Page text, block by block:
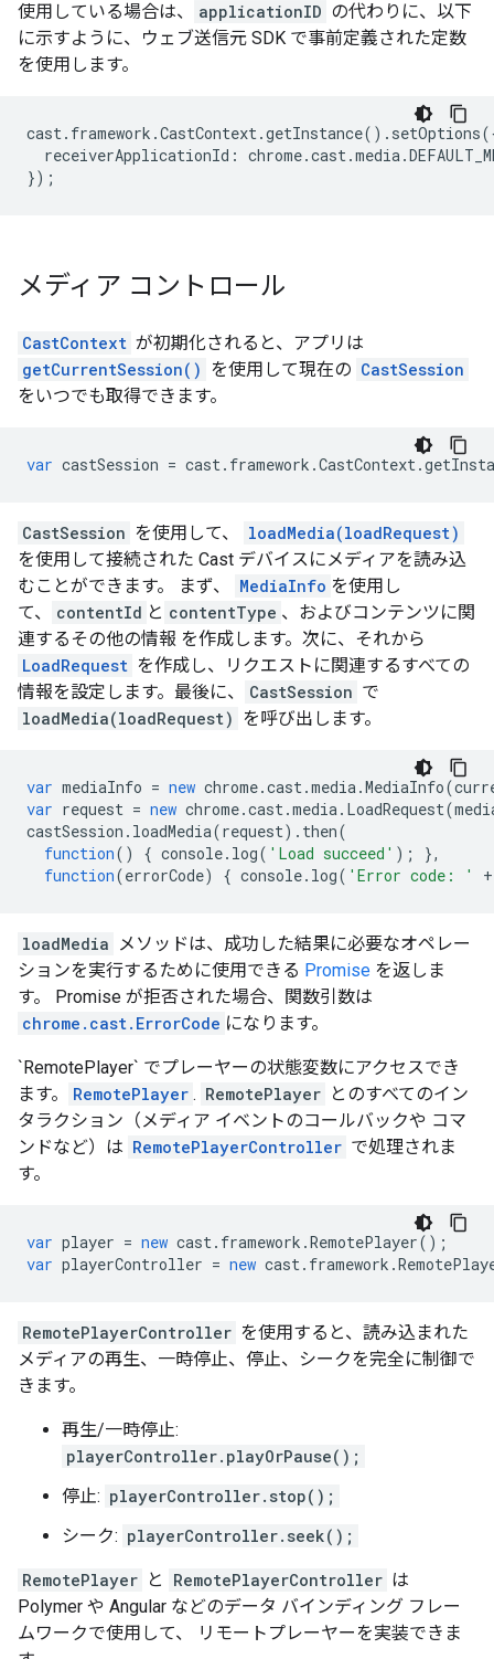
使用している場合は、
applicationID の代わりに、以下
に示すように、ウェブ送信元 SDK で事前定義された定数
を使用します。
cast. framework .CastContext.getInstance(). setOptions
receiverApplicationId : chrome.cast.media.
});
メディア コントロール
CastContext が初期化されると、アプリは
getCurrentSession() を使用して現在の CastSession
をいつでも取得できます。
var castSession = cast. framework .CastContext.
CastSession を使用して、
loadMedia(loadRequest)
を使用して接続された Cast デバイスにメディアを読み込
むことができます。 まず、
MediaInfo を使用し
て、
contentId と contentType 、およびコンテンツに関
連するその他の情報 を作成します。次に、それから
LoadRequest を作成し、リクエストに関連するすべての
情報を設定します。最後に、
CastSession で
loadMedia(loadRequest) を呼び出します。
var mediaInfo = new chrome.cast.media.MediaInfo(
var request = new chrome.cast.media. LoadRequest(
castSession . loadMedia(request). then(
function() { console. log( 'Load succeed' );
},
function(errorCode) { console. log( 'Error code: ' +
loadMedia メソッドは、成功した結果に必要なオペレー
ションを実行するために使用できる Promise を返しま
す。 Promise が拒否された場合、関数引数は
chrome.cast.ErrorCode になります。
`RemotePlayer` でプレーヤーの状態変数にアクセスでき
ます。
RemotePlayer . RemotePlayer とのすべてのイン
タラクション（メディア イベントのコールバックや コマ
ンドなど）は RemotePlayerController で処理されま
す。
var player = new cast. framework .RemotePlayer();
var playerController = new cast. framework .
RemotePlayerController を使用すると、読み込まれた
メディアの再生、一時停止、停止、シークを完全に制御で
きます。
再生/一時停止:
playerController.playOrPause();
停止: playerController.stop();
シーク: playerController.seek();
RemotePlayer と RemotePlayerController は
Polymer や Angular などのデータ バインディング フレー
ムワークで使用して、 リモートプレーヤーを実装できま